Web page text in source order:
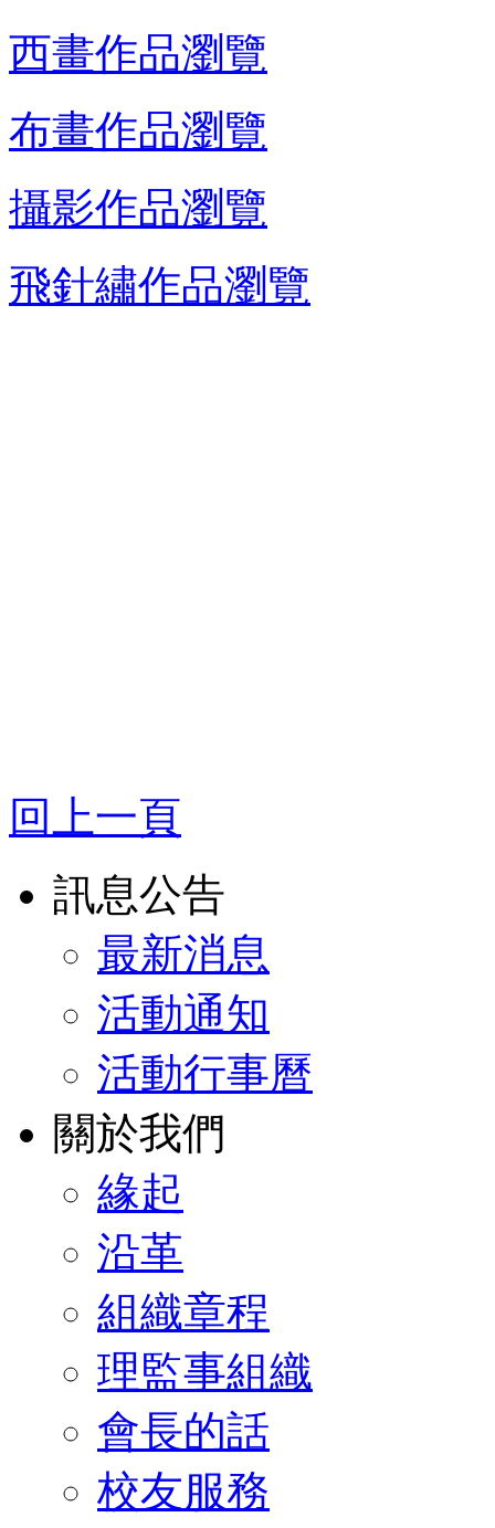
西畫作品瀏覽
布畫作品瀏覽
攝影作品瀏覽
飛針繡作品瀏覽
回上一頁
訊息公告
最新消息
活動通知
活動行事曆
關於我們
緣起
沿革
組織章程
理監事組織
會長的話
校友服務